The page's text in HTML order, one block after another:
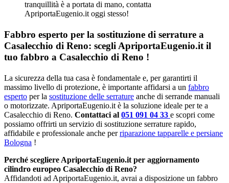
tranquillità è a portata di mano, contatta
ApriportaEugenio.it oggi stesso!
Fabbro esperto per la sostituzione di serrature a
Casalecchio di Reno: scegli ApriportaEugenio.it il
tuo fabbro a Casalecchio di Reno !
La sicurezza della tua casa è fondamentale e, per garantirti il
massimo livello di protezione, è importante affidarsi a un fabbro
esperto per la sostituzione delle serrature anche di serrande manuali
o motorizzate. ApriportaEugenio.it è la soluzione ideale per te a
Casalecchio di Reno. Contattaci al 051 091 04 33 e scopri come
possiamo offrirti un servizio di sostituzione serrature rapido,
affidabile e professionale anche perriparazione tapparelle e persiane
Bologna !
Perché scegliere ApriportaEugenio.it per aggiornamento
cilindro europeo Casalecchio di Reno?
Affidandoti ad ApriportaEugenio.it, avrai a disposizione un fabbro